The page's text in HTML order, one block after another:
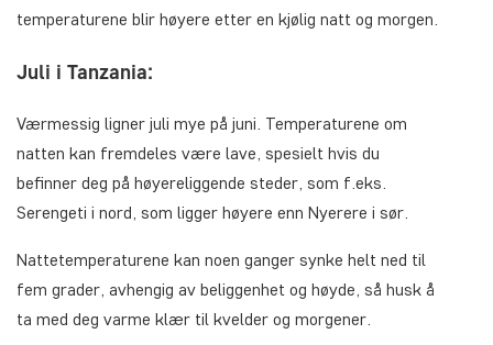
temperaturene blir høyere etter en kjølig natt og morgen.
Juli i Tanzania:
Værmessig ligner juli mye på juni. Temperaturene om
natten kan fremdeles være lave, spesielt hvis du
befinner deg på høyereliggende steder, som f.eks.
Serengeti i nord, som ligger høyere enn Nyerere i sør.
Nattetemperaturene kan noen ganger synke helt ned til
fem grader, avhengig av beliggenhet og høyde, så husk å
ta med deg varme klær til kvelder og morgener.